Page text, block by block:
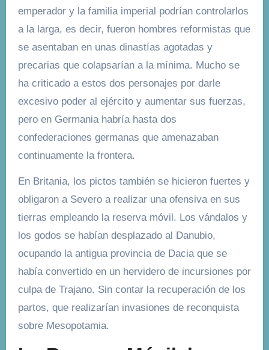
emperador y la familia imperial podrían controlarlos
a la larga, es decir, fueron hombres reformistas que
se asentaban en unas dinastías agotadas y
precarias que colapsarían a la mínima. Mucho se
ha criticado a estos dos personajes por darle
excesivo poder al ejército y aumentar sus fuerzas,
pero en Germania habría hasta dos
confederaciones germanas que amenazaban
continuamente la frontera.
En Britania, los pictos también se hicieron fuertes y
obligaron a Severo a realizar una ofensiva en sus
tierras empleando la reserva móvil. Los vándalos y
los godos se habían desplazado al Danubio,
ocupando la antigua provincia de Dacia que se
había convertido en un hervidero de incursiones por
culpa de Trajano. Sin contar la recuperación de los
partos, que realizarían invasiones de reconquista
sobre Mesopotamia.